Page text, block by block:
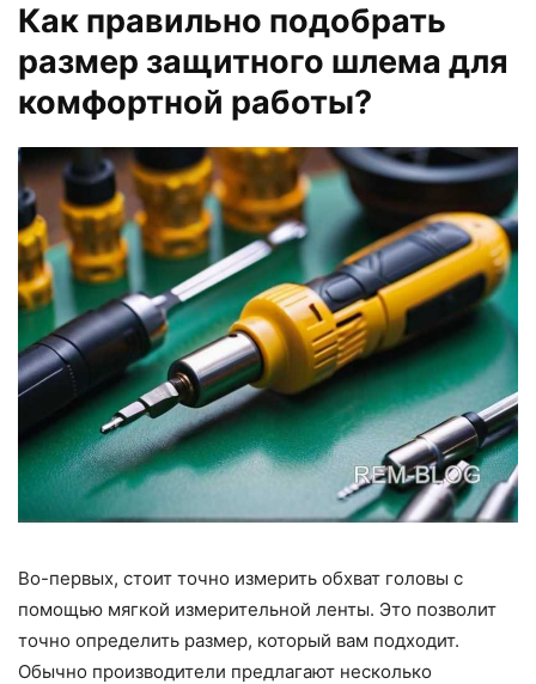
Как правильно подобрать
размер защитного шлема для
комфортной работы?
Во-первых, стоит точно измерить обхват головы с
помощью мягкой измерительной ленты. Это позволит
точно определить размер, который вам подходит.
Обычно производители предлагают несколько